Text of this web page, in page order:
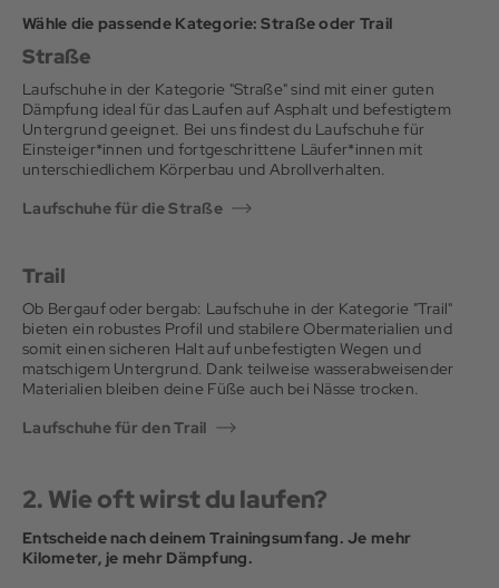
läuft.
Aufgaben erfüllen und trotzdem beide zu deinem Laufstil
passen.
gut? Wird der Mittelfuß gehalten? Bleibt vorne genug Platz?
Wähle die passende Kategorie: Straße oder Trail
Straße
Laufschuhe in der Kategorie "Straße" sind mit einer guten
Dämpfung ideal für das Laufen auf Asphalt und befestigtem
Untergrund geeignet. Bei uns findest du Laufschuhe für
Einsteiger*innen und fortgeschrittene Läufer*innen mit
unterschiedlichem Körperbau und Abrollverhalten.
Laufschuhe für die Straße
Trail
Ob Bergauf oder bergab: Laufschuhe in der Kategorie "Trail"
bieten ein robustes Profil und stabilere Obermaterialien und
somit einen sicheren Halt auf unbefestigten Wegen und
matschigem Untergrund. Dank teilweise wasserabweisender
Materialien bleiben deine Füße auch bei Nässe trocken.
Laufschuhe für den Trail
2. Wie oft wirst du laufen?
Entscheide nach deinem Trainingsumfang. Je mehr
Kilometer, je mehr Dämpfung.